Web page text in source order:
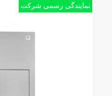
نمایندگی رسمی شرکت